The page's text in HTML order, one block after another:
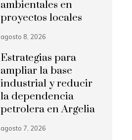
ambientales en
proyectos locales
agosto 8, 2026
Estrategias para
ampliar la base
industrial y reducir
la dependencia
petrolera en Argelia
agosto 7, 2026